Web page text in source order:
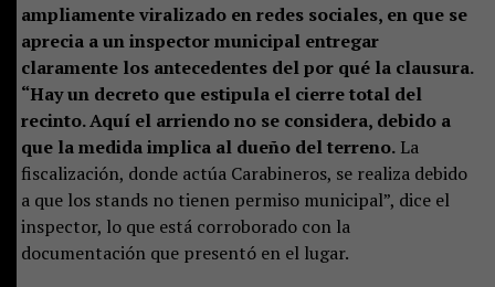
ampliamente viralizado en redes sociales, en que se
aprecia a un inspector municipal entregar
claramente los antecedentes del por qué la clausura.
“Hay un decreto que estipula el cierre total del
recinto. Aquí el arriendo no se considera, debido a
que la medida implica al dueño del terreno.La
fiscalización, donde actúa Carabineros, se realiza debido
a que los stands no tienen permiso municipal”, dice el
inspector, lo que está corroborado con la
documentación que presentó en el lugar.